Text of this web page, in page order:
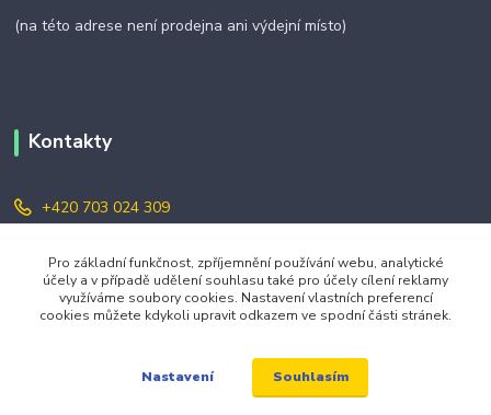
(na této adrese není prodejna ani výdejní místo)
Kontakty
+420 703 024 309
objednavky@zavazuj.cz
Pro základní funkčnost, zpříjemnění používání webu, analytické
účely a v případě udělení souhlasu také pro účely cílení reklamy
využíváme soubory cookies. Nastavení vlastních preferencí
cookies můžete kdykoli upravit odkazem ve spodní části stránek.
Nastavení Souhlasím